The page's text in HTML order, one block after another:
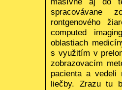
spracovávane
rontgenového
computed
oblastiach
s využitím v
zobrazovacím
pacienta a vedeli
liečby. Zrazu tu